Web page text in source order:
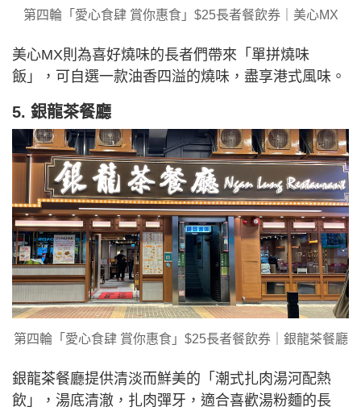
第四輪「愛心食肆 賞你惠食」$25長者餐飲券｜美心MX
美心MX則為喜好燒味的長者們帶來「單拼燒味
飯」，可自選一款油香四溢的燒味，盡享港式風味。
5. 銀龍茶餐廳
第四輪「愛心食肆 賞你惠食」$25長者餐飲券｜銀龍茶餐廳
銀龍茶餐廳提供清淡而鮮美的「潮式扎肉湯河配熱
飲」，湯底清澈，扎肉彈牙，適合喜歡湯粉麵的長